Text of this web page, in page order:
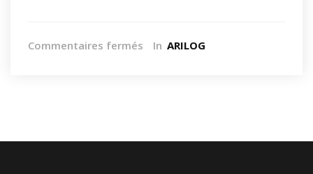
Commentaires fermés In ARILOG